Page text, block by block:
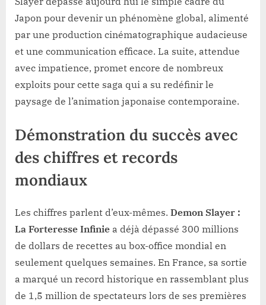
Japon pour devenir un phénomène global, alimenté
par une production cinématographique audacieuse
et une communication efficace. La suite, attendue
avec impatience, promet encore de nombreux
exploits pour cette saga qui a su redéfinir le
paysage de l’animation japonaise contemporaine.
Démonstration du succès avec
des chiffres et records
mondiaux
Les chiffres parlent d’eux-mêmes. Demon Slayer :
La Forteresse Infinie a déjà dépassé 300 millions
de dollars de recettes au box-office mondial en
seulement quelques semaines. En France, sa sortie
a marqué un record historique en rassemblant plus
de 1,5 million de spectateurs lors de ses premières